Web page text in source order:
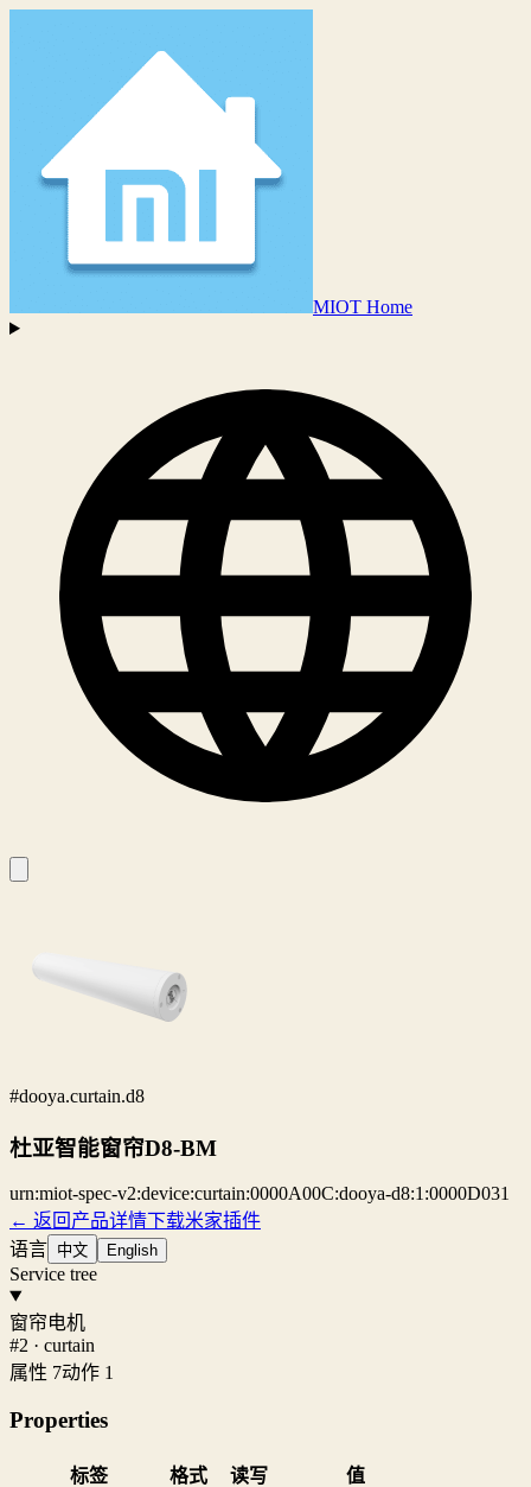
MIOT Home
#dooya.curtain.d8
杜亚智能窗帘D8-BM
urn:miot-spec-v2:device:curtain:0000A00C:dooya-d8:1:0000D031
← 返回产品详情下载米家插件
语言 中文 English
Service tree
窗帘电机
#2 · curtain
属性 7动作 1
Properties
标签 格式 读写 值